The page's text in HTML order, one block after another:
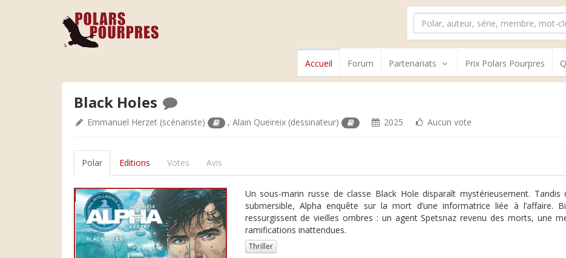
Accueil Forum Partenariats Prix Polars Pourpres
Black Holes
Emmanuel Herzet (scénariste) ,Alain Queireix (dessinateur) 2025 Aucun vote
Polar Editions Votes Avis
Un sous-marin russe de classe Black Hole disparaît mystérieusement.
submersible, Alpha enquête sur la mort d’une informatrice liée à l’affaire.
ressurgissent de vieilles ombres : un agent Spetsnaz revenu des morts, une
ramifications inattendues.
Thriller